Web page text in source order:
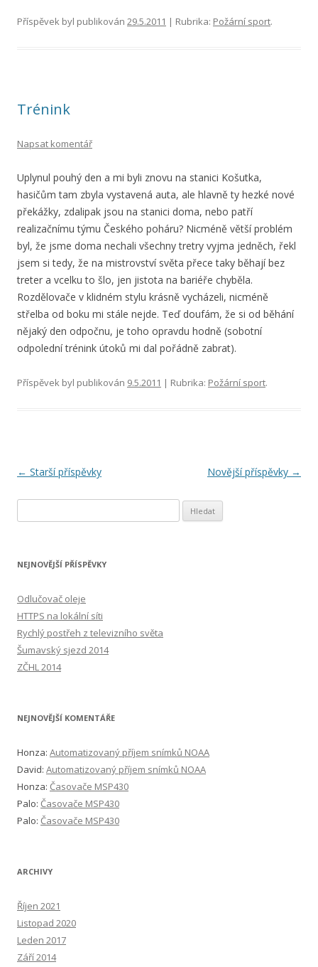
Příspěvek byl publikován 29.5.2011 | Rubrika: Požární sport.
Trénink
Napsat komentář
Uplynul pouhý den a mi byli znovu na stanici Košutka,
hasičům tam zbyla vystavená auta, ale hlavně ty hezké nové
překážky, zdalipak jsou na stanici doma, nebo patří
realizačnímu týmu Českého poháru? Nicméně větší problém
byl, že jsme doma nechali všechny tretry vyjma jedněch, řekl
jsem si tedy, že na mistrovství světa přece taky běhají bez
treter a vcelku to šlo, jen jistota na bariéře chyběla.
Rozdělovače v klidném stylu krásně vycházeli, nicméně
střelba od boku mi stále nejde. Teď doufám, že si od běhání
nějaký den odpočnu, je toho opravdu hodně (sobotní
odpolední trénink útoků mi dal pořádně zabrat).
Příspěvek byl publikován 9.5.2011 | Rubrika: Požární sport.
Navigace
← Starší příspěvky Novější příspěvky →
NEJNOVĚJŠÍ PŘÍSPĚVKY
Odlučovač oleje
HTTPS na lokální síti
Rychlý postřeh z televizního světa
Šumavský sjezd 2014
ZČHL 2014
NEJNOVĚJŠÍ KOMENTÁŘE
Honza: Automatizovaný příjem snímků NOAA
David: Automatizovaný příjem snímků NOAA
Honza: Časovače MSP430
Palo: Časovače MSP430
Palo: Časovače MSP430
ARCHIVY
Říjen 2021
Listopad 2020
Leden 2017
Září 2014